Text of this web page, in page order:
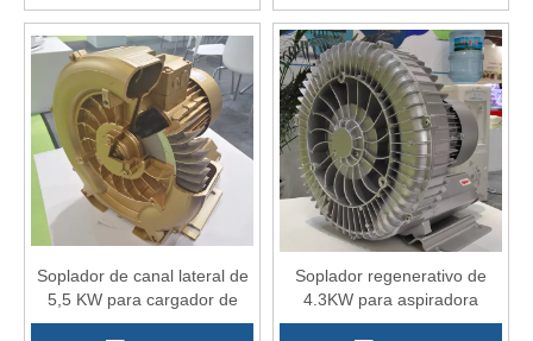
Soplador de canal lateral de
5,5 KW para cargador de
vacío
Soplador regenerativo de
4.3KW para aspiradora
industrial